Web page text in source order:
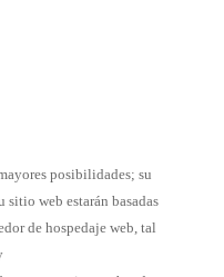
posibilidades; su
web estarán basadas
de hospedaje web, tal